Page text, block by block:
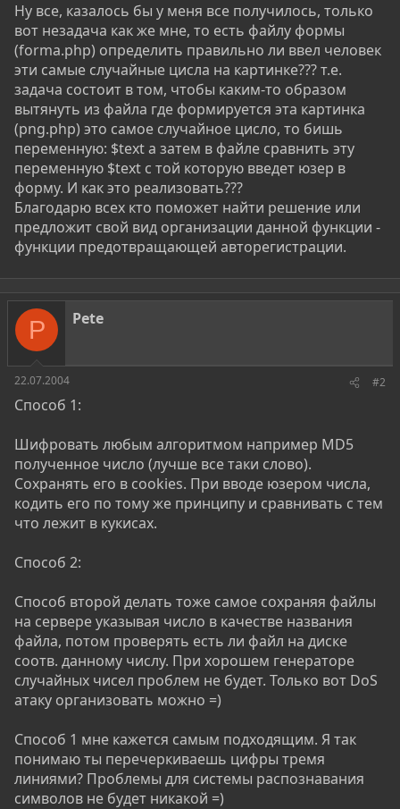
Ну все, казалось бы у меня все получилось, только
вот незадача как же мне, то есть файлу формы
(forma.php) определить правильно ли ввел человек
эти самые случайные цисла на картинке??? т.е.
задача состоит в том, чтобы каким-то образом
вытянуть из файла где формируется эта картинка
(png.php) это самое случайное цисло, то бишь
переменную: $text а затем в файле сравнить эту
переменную $text с той которую введет юзер в
форму. И как это реализовать???
Благодарю всех кто поможет найти решение или
предложит свой вид организации данной функции -
функции предотвращающей авторегистрации.
P Pete
22.07.2004 #2
Cпособ 1:
Шифровать любым алгоритмом например MD5
полученное число (лучше все таки слово).
Сохранять его в cookies. При вводе юзером числа,
кодить его по тому же принципу и сравнивать с тем
что лежит в кукисах.
Способ 2:
Способ второй делать тоже самое сохраняя файлы
на сервере указывая число в качестве названия
файла, потом проверять есть ли файл на диске
соотв. данному числу. При хорошем генераторе
случайных чисел проблем не будет. Только вот DoS
атаку организовать можно =)
Способ 1 мне кажется самым подходящим. Я так
понимаю ты перечеркиваешь цифры тремя
линиями? Проблемы для системы распознавания
символов не будет никакой =)